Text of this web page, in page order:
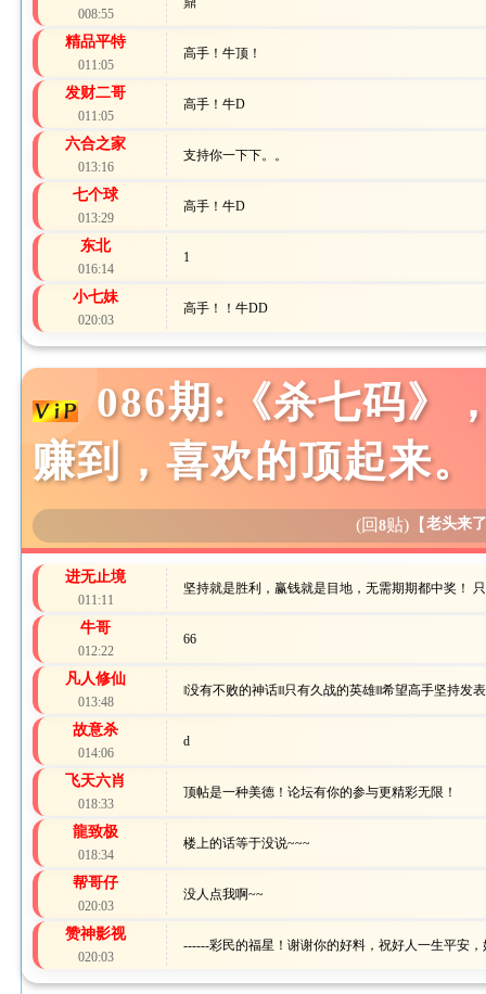
008:55
精品平特
011:05
高手！牛顶！
发财二哥
011:05
高手！牛D
六合之家
013:16
支持你一下下。。
七个球
013:29
高手！牛D
东北
016:14
1
小七妹
020:03
高手！！牛DD
086期:《杀七码》
赚到，喜欢的顶起来。
(回 8贴)【 老头来了
进无止境
011:11
坚持就是胜利，赢钱就是目地，无需期期都中奖！
牛哥
012:22
66
凡人修仙
013:48
‖没有不败的神话‖‖只有久战的英雄‖‖希望高手坚持发表
故意杀
014:06
d
飞天六肖
018:33
顶帖是一种美德！论坛有你的参与更精彩无限！
龍致极
018:34
楼上的话等于没说~~~
帮哥仔
020:03
没人点我啊~~
赞神影视
020:03
------彩民的福星！谢谢你的好料，祝好人一生平安